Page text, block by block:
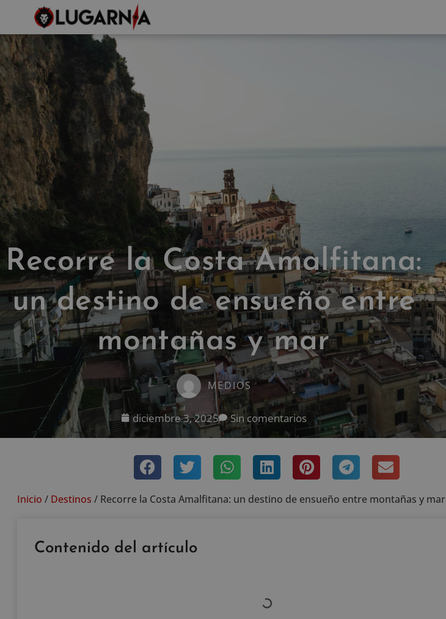
Recorre la Costa Amalfitana:
un destino de ensueño entre
montañas y mar
MEDIOS
diciembre 3, 2025 Sin comentarios
Inicio / Destinos / Recorre la Costa Amalfitana: un destino de ensueño entre montañas y mar
Contenido del artículo